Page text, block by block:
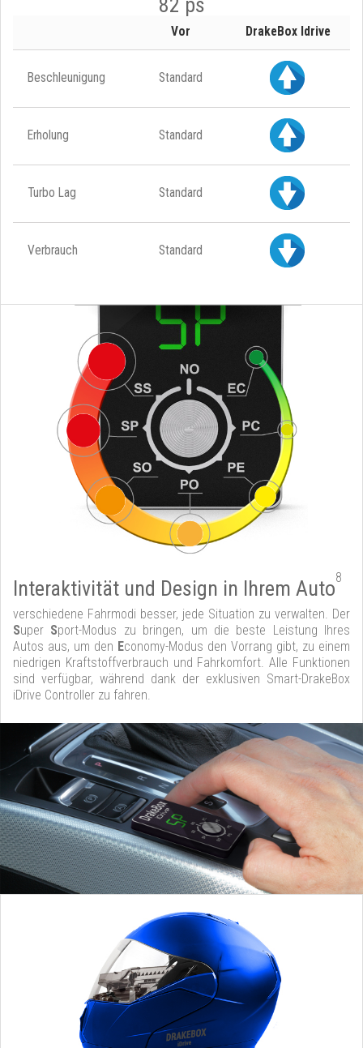
Vor DrakeBox Idrive
Beschleunigung Standard
Erholung Standard
Turbo Lag Standard
Verbrauch Standard
Interaktivität und Design in Ihrem Auto8
verschiedene Fahrmodi besser, jede Situation zu verwalten. Der
Super Sport-Modus zu bringen, um die beste Leistung Ihres
Autos aus, um den Economy-Modus den Vorrang gibt, zu einem
niedrigen Kraftstoffverbrauch und Fahrkomfort. Alle Funktionen
sind verfügbar, während dank der exklusiven Smart-DrakeBox
iDrive Controller zu fahren.